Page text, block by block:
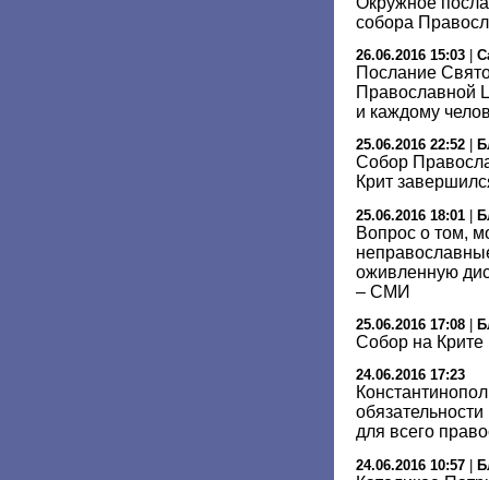
собора
26.06.2016 15:03
Послание
Православной
и каждому
25.06.2016 22:52
Собор
Крит
25.06.2016 18:01
Вопрос о том,
оживленную
– СМИ
25.06.2016 17:08
Собор на Крите
24.06.2016 17:23
для всего
24.06.2016 10:57